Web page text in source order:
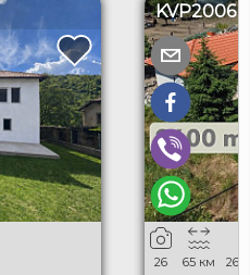
KVP2006
26 65 км